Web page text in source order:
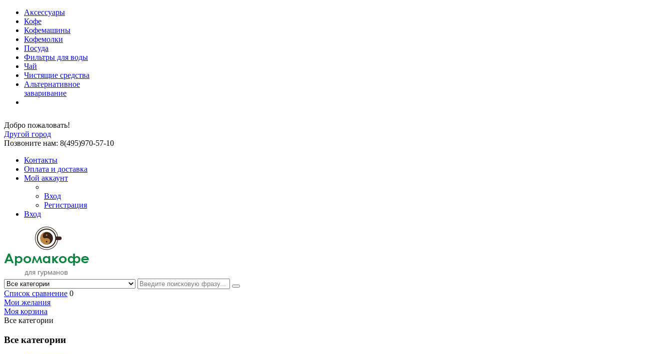
Аксессуары
Кофе
Кофемашины
Кофемолки
Посуда
Фильтры для воды
Чай
Чистящие средства
Альтернативное
заваривание
Добро пожаловать!
Другой город
Позвоните нам: 8(495)970-57-10
Контакты
Оплата и доставка
Мой аккаунт
Вход
Регистрация
Вход
Список сравнение 0
Мои желания
Моя корзина
Все категории
Все категории